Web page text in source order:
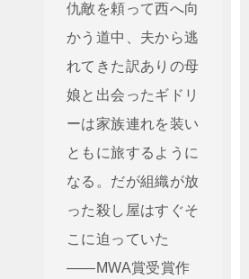
仇敵を頼って西へ向
かう道中、夫から逃
れてきた訳ありの母
娘と出会ったギドリ
ーは家族連れを装い
ともに旅するように
なる。だが組織が放
った殺し屋はすぐそ
こに迫っていた
――MWA賞受賞作